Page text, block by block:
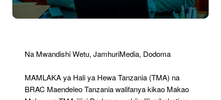
Wajadili
Za
Hali
Hewa
Na Mwandishi Wetu, JamhuriMedia, Dodoma
MAMLAKA ya Hali ya Hewa Tanzania (TMA) na
BRAC Maendeleo Tanzania walifanya kikao Makao